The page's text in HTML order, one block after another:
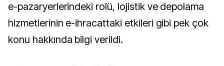
e-pazaryerlerindeki rolü, lojistik ve depolama
hizmetlerinin e-ihracattaki etkileri gibi pek çok
konu hakkında bilgi verildi.